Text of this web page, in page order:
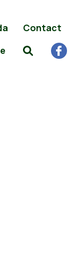
Contact